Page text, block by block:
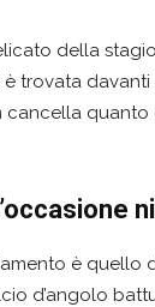
della
trovata
è quello
d’angolo